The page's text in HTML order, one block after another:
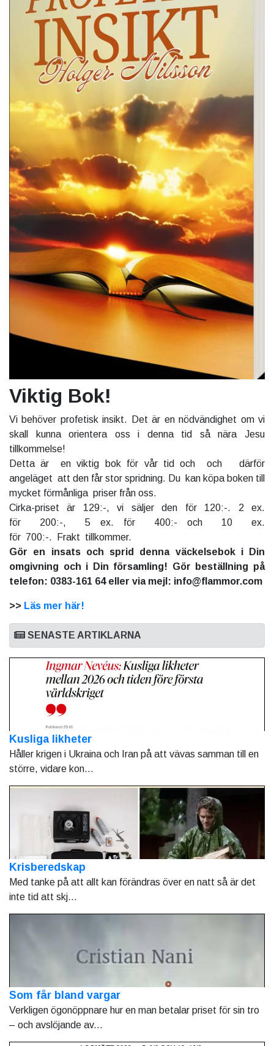
Viktig Bok!
Vi behöver profetisk insikt. Det är en nödvändighet om vi
skall kunna orientera oss i denna tid så nära Jesu
tillkommelse!
Detta är en viktig bok för vår tid och och därför
angeläget att den får stor spridning. Du kan köpa boken till
mycket förmånliga priser från oss.
Cirka-priset är 129:-, vi säljer den för 120:-. 2 ex.
för 200:-, 5 ex. för 400:- och 10 ex.
för 700:-. Frakt tillkommer.
Gör en insats och sprid denna väckelsebok i Din
omgivning och i Din församling! Gör beställning på
telefon: 0383-161 64 eller via mejl: info@flammor.com
>> Läs mer här!
SENASTE ARTIKLARNA
Kusliga likheter
Håller krigen i Ukraina och Iran på att vävas samman till en
större, vidare kon...
Krisberedskap
Med tanke på att allt kan förändras över en natt så är det
inte tid att skj...
Som får bland vargar
Verkligen ögonöppnare hur en man betalar priset för sin tro
– och avslöjande av...